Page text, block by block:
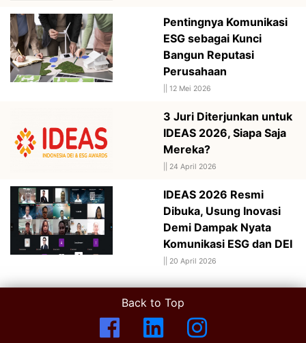
Pentingnya Komunikasi
ESG sebagai Kunci
Bangun Reputasi
Perusahaan
12 Mei 2026
3 Juri Diterjunkan untuk
IDEAS 2026, Siapa Saja
Mereka?
24 April 2026
IDEAS 2026 Resmi
Dibuka, Usung Inovasi
Demi Dampak Nyata
Komunikasi ESG dan DEI
20 April 2026
Back to Top